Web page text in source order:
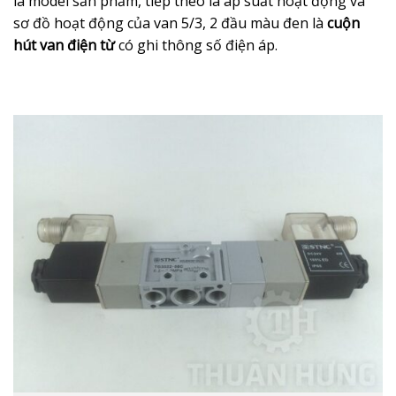
sơ đồ hoạt động của van 5/3, 2 đầu màu đen là cuộn
hút van điện từcó ghi thông số điện áp.